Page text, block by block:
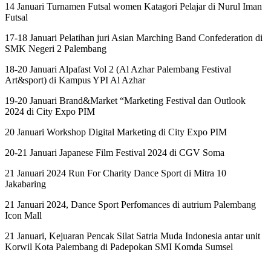
14 Januari Turnamen Futsal women Katagori Pelajar di Nurul Iman
Futsal
17-18 Januari Pelatihan juri Asian Marching Band Confederation di
SMK Negeri 2 Palembang
18-20 Januari Alpafast Vol 2 (Al Azhar Palembang Festival
Art&sport) di Kampus YPI Al Azhar
19-20 Januari Brand&Market “Marketing Festival dan Outlook
2024 di City Expo PIM
20 Januari Workshop Digital Marketing di City Expo PIM
20-21 Januari Japanese Film Festival 2024 di CGV Soma
21 Januari 2024 Run For Charity Dance Sport di Mitra 10
Jakabaring
21 Januari 2024, Dance Sport Perfomances di autrium Palembang
Icon Mall
21 Januari, Kejuaran Pencak Silat Satria Muda Indonesia antar unit
Korwil Kota Palembang di Padepokan SMI Komda Sumsel